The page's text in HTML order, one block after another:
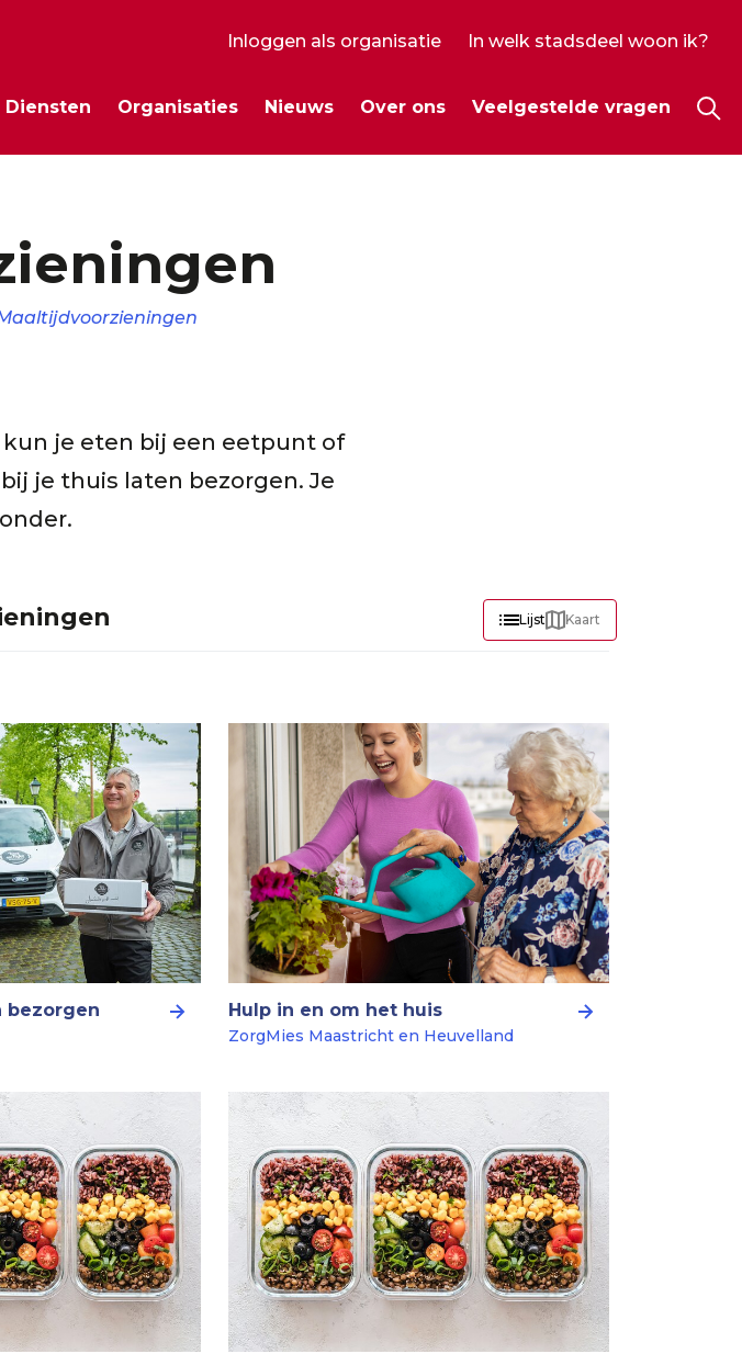
Secundair
Inloggen als organisatie In welk stadsdeel woon ik?
Diensten Organisaties Nieuws Over ons Veelgestelde vragen
je eten bij een eetpunt of
je thuis laten bezorgen. Je
Lijst Kaart
bezorgen Hulp in en om het huis
ZorgMies Maastricht en Heuvelland